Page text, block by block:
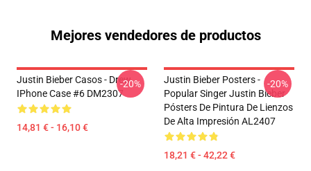
Mejores vendedores de productos
Justin Bieber Casos - Drew
IPhone Case #6 DM2307
14,81 € - 16,10 €
-20%
Justin Bieber Posters -
Popular Singer Justin Bieber
Pósters De Pintura De Lienzos
De Alta Impresión AL2407
18,21 € - 42,22 €
-20%